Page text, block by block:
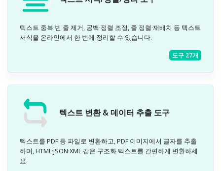
텍스트 중복·빈 줄 제거, 공백·정렬 조정, 줄 정렬·재배치 등 텍스트
서식을 온라인에서 한 번에 정리할 수 있습니다.
도구 27개
텍스트 변환 & 데이터 추출 도구
텍스트를 PDF 등 파일로 변환하고, PDF·이미지에서 글자를 추출
하며, HTML·JSON·XML 같은 구조화 텍스트를 간편하게 변환하세
요.